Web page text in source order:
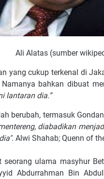
Ali Alatas (sumber
yang cukup terkenal di
bahkan dibuat
lantaran dia.”
berubah, termasuk
diabadikan
. Alwi Shahab; Quenn of
ulama masyhur
Abdurrahman Bin